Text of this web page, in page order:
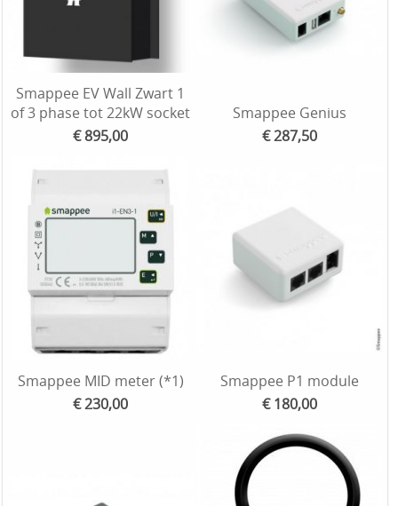
Smappee EV Wall Zwart 1
of 3 phase tot 22kW socket
€ 895,00
Smappee Genius
€ 287,50
Smappee MID meter (*1)
€ 230,00
Smappee P1 module
€ 180,00